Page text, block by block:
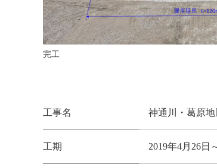
完工
工事名 神通川・葛原
工期 2019年4月26日